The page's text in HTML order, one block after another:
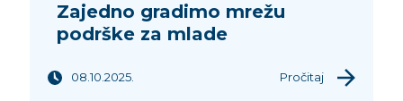
Zajedno gradimo mrežu
podrške za mlade
08.10.2025. Pročitaj